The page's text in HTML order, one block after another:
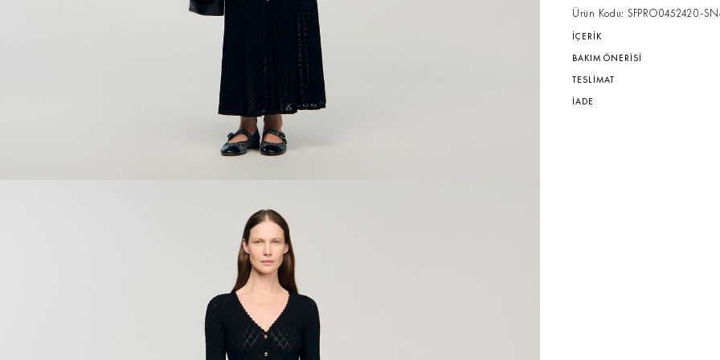
Ürün Kodu: SFPRO0452420-
İÇERİK
BAKIM ÖNERİSİ
TESLİMAT
İADE